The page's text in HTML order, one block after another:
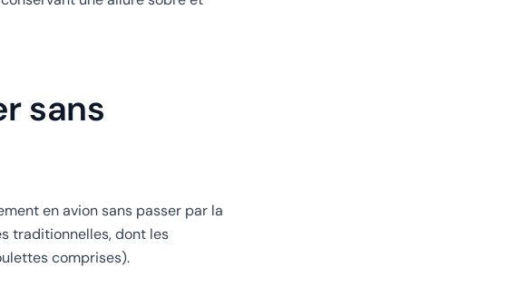
sans
en avion sans passer par la
traditionnelles, dont les
comprises).